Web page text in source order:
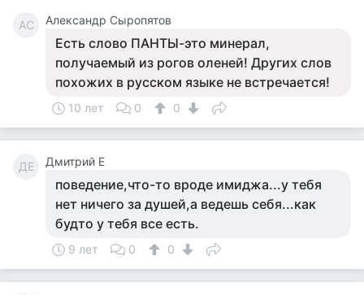
АС Александр Сыропятов
Есть слово ПАНТЫ-это минерал,
получаемый из рогов оленей! Других слов
похожих в русском языке не встречается!
10 лет 0 0
ДЕ Дмитрий Е
поведение,что-то вроде имиджа...у тебя
нет ничего за душей,а ведешь себя...как
будто у тебя все есть.
9 лет 0 0